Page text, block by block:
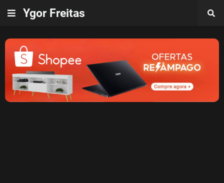
Ygor Freitas